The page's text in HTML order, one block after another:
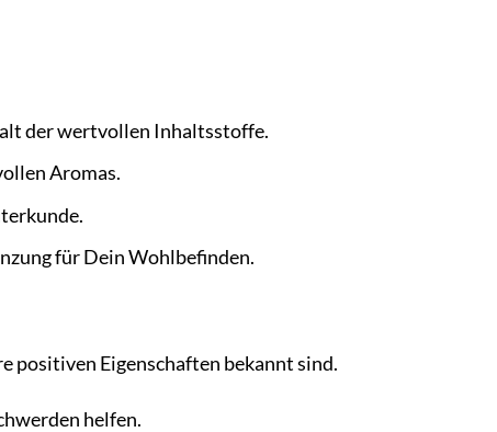
der wertvollen Inhaltsstoffe.
Aromas.
für Dein Wohlbefinden.
Eigenschaften bekannt sind.
helfen.